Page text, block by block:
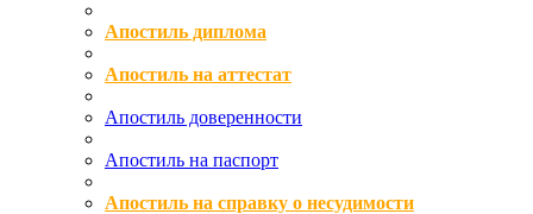
Апостиль диплома
Апостиль на аттестат
Апостиль доверенности
Апостиль на паспорт
Апостиль на справку о несудимости